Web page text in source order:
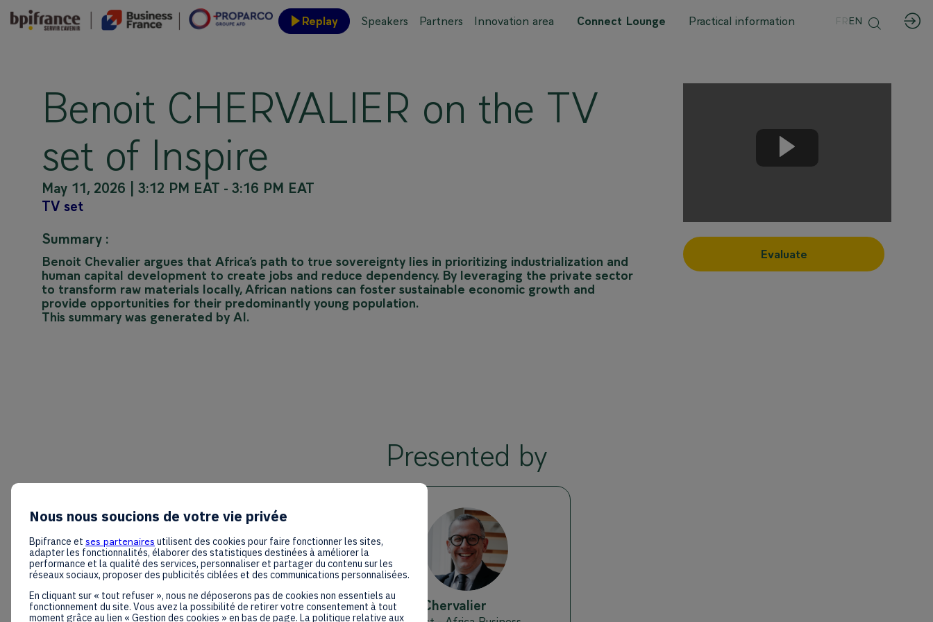
Replay Speakers Partners Innovation area Connect Lounge Practical information FREN
Benoit CHERVALIER on the TV
set of Inspire
May 11, 2026 3:12 PM EAT - 3:16 PM EAT
TV set
Evaluate
Summary :
Benoit Chevalier argues that Africa’s path to true sovereignty lies in prioritizing industrialization and
human capital development to create jobs and reduce dependency. By leveraging the private sector
to transform raw materials locally, African nations can foster sustainable economic growth and
provide opportunities for their predominantly young population.
This summary was generated by AI.
Presented by
BC
Benoit Chervalier
Nous nous soucions de votre vie privée
Bpifrance et ses partenaires utilisent des cookies pour faire fonctionner les sites,
adapter les fonctionnalités, élaborer des statistiques destinées à améliorer la
performance et la qualité des services, personnaliser et partager du contenu sur les
réseaux sociaux, proposer des publicités ciblées et des communications personnalisées.
En cliquant sur « tout refuser », nous ne déposerons pas de cookies non essentiels au
fonctionnement du site. Vous avez la possibilité de retirer votre consentement à tout
moment grâce au lien « Gestion des cookies » en bas de page. La politique relative aux